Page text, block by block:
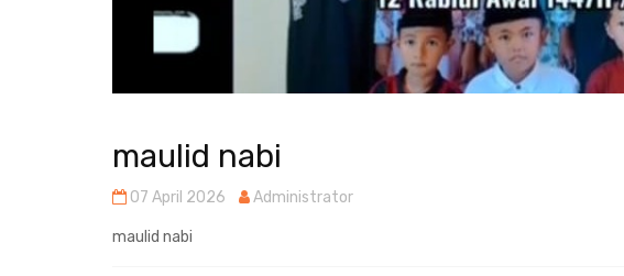
maulid nabi
07 April 2026 Administrator
maulid nabi